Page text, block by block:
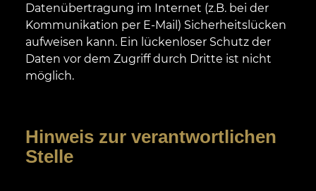
Datenübertragung im Internet (z.B. bei der
Kommunikation per E-Mail) Sicherheitslücken
aufweisen kann. Ein lückenloser Schutz der
Daten vor dem Zugriff durch Dritte ist nicht
möglich.
Hinweis zur verantwortlichen
Stelle